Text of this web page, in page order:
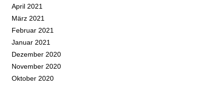
April 2021
März 2021
Februar 2021
Januar 2021
Dezember 2020
November 2020
Oktober 2020